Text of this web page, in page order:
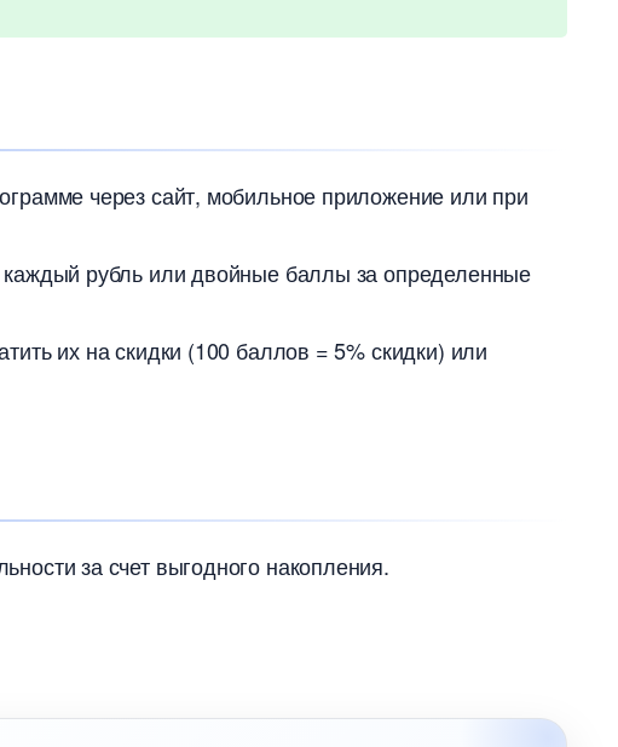
через сайт, мобильное приложение или при
рубль или двойные баллы за определенные
их на скидки (100 баллов = 5% скидки) или
за счет выгодного накопления.